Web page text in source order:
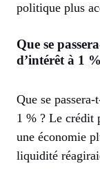
politique plus
Que se
d’intérêt à 1
Que se
1 % ? Le crédit
une économie
liquidité